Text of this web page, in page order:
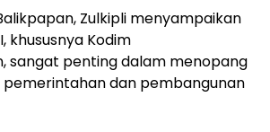
Zulkipli menyampaikan
khususnya Kodim
sangat penting dalam menopang
dan pembangunan